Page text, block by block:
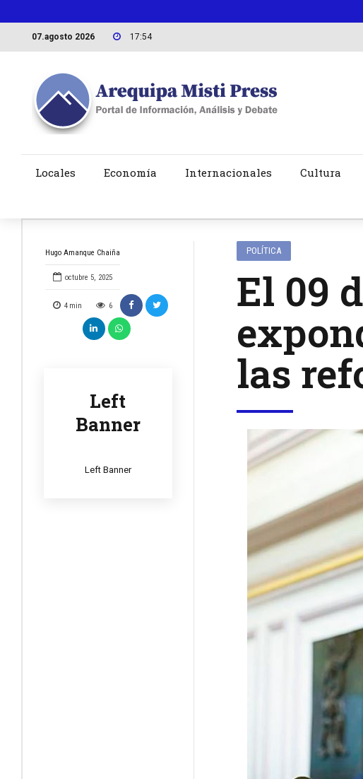
07.agosto 2026 17:54
Locales Economía Internacionales Cultura
Hugo Amanque Chaiña
octubre 5, 2025
4 min 6
Left
Banner
Left Banner
POLÍTICA
El 09
las